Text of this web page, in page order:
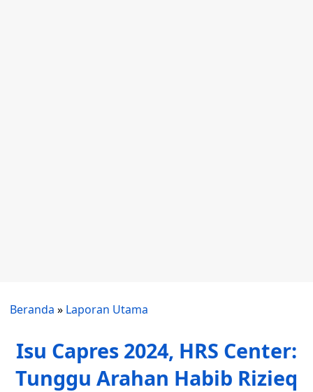
Beranda » Laporan Utama
Isu Capres 2024, HRS Center:
Tunggu Arahan Habib Rizieq